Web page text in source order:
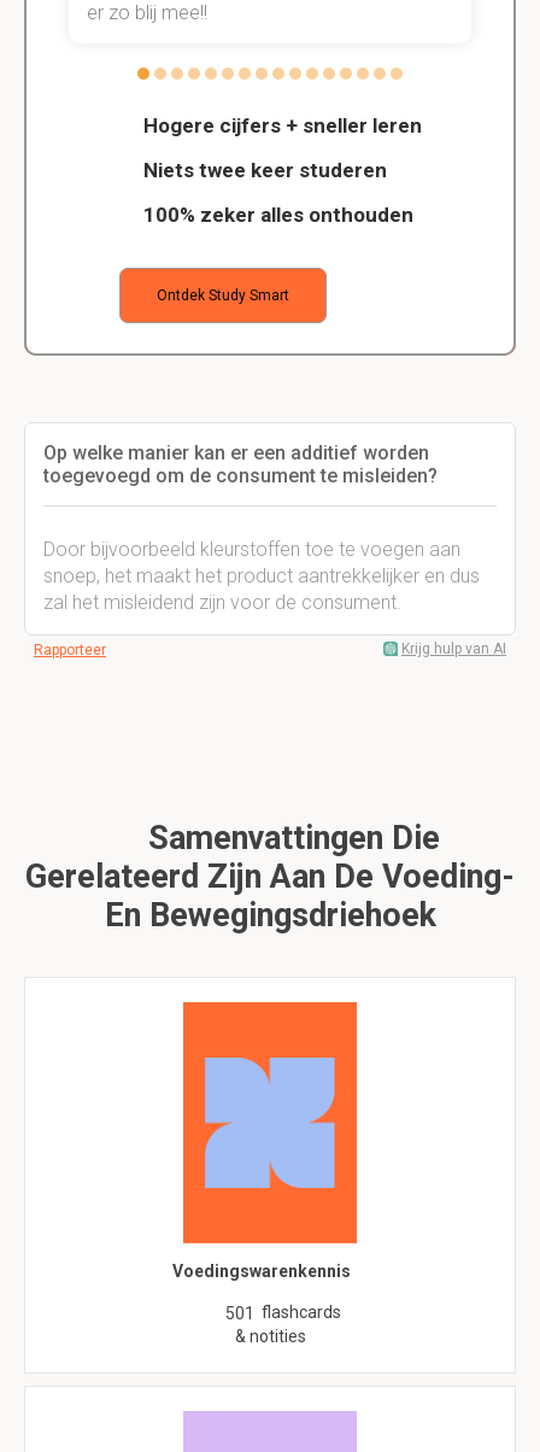
Hogere cijfers + sneller leren
Niets twee keer studeren
100% zeker alles onthouden
Ontdek Study Smart
er zo blij mee!!
Op welke manier kan er een additief worden
toegevoegd om de consument te misleiden?
Door bijvoorbeeld kleurstoffen toe te voegen aan
snoep, het maakt het product aantrekkelijker en dus
zal het misleidend zijn voor de consument.
Rapporteer Krijg hulp van AI
Samenvattingen Die
Gerelateerd Zijn Aan De Voeding-
En Bewegingsdriehoek
Voedingswarenkennis
501 flashcards
& notities